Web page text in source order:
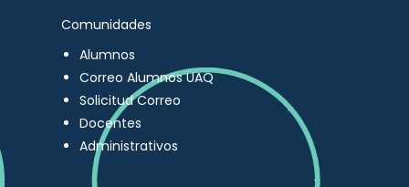
Comunidades
Alumnos
Correo Alumnos UAQ
Solicitud Correo
Docentes
Administrativos